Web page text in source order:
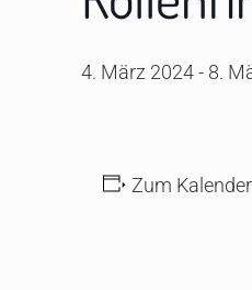
4. März 2024- 8.
Zum